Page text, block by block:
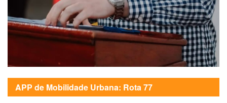
APP de Mobilidade Urbana: Rota 77